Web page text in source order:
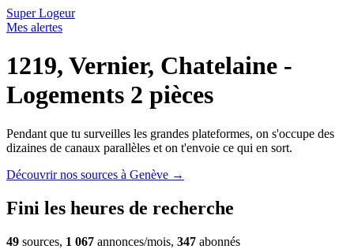
Super Logeur
Mes alertes
1219, Vernier, Chatelaine -
Logements 2 pièces
Pendant que tu surveilles les grandes plateformes, on s'occupe des
dizaines de canaux parallèles et on t'envoie ce qui en sort.
Découvrir nos sources à Genève →
Fini les heures de recherche
49 sources, 1 067 annonces/mois, 347 abonnés